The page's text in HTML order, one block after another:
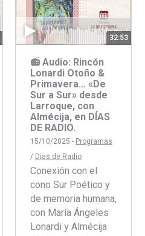
32:53
📻 Audio: Rincón
Lonardi Otoño &
Primavera… «De
Sur a Sur» desde
Larroque, con
Almécija, en DÍAS
DE RADIO.
15/10/2025 - Programas
/ Dias de Radio
Conexión con el
cono Sur Poético y
de memoria humana,
con María Ángeles
Lonardi y Almécija